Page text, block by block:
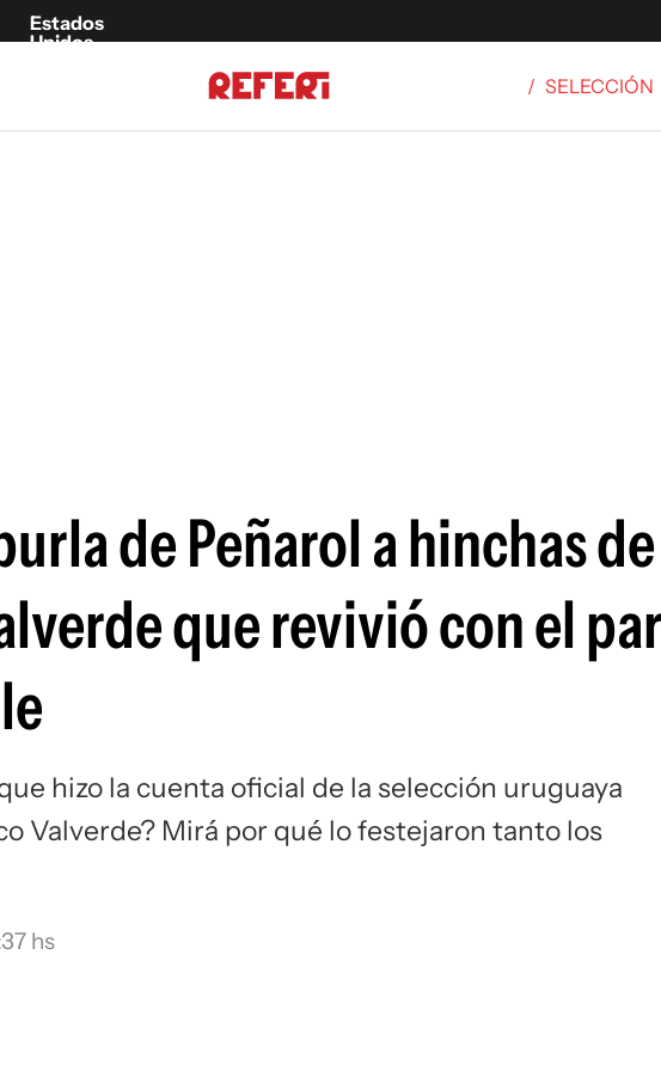
Estados
Unidos
/ SELECCIÓN
de Peñarol a hinchas de
que revivió con el
hizo la cuenta oficial de la selección uruguaya
Valverde? Mirá por qué lo festejaron tanto los
hs